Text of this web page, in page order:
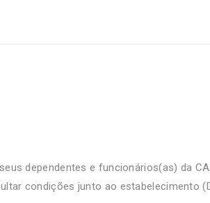
dependentes e funcionários(as) da
condições junto ao estabelecimento